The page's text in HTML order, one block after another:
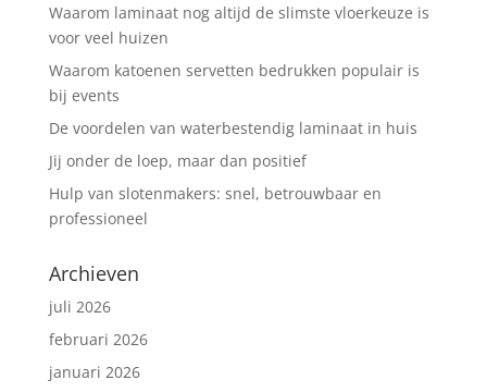
Waarom laminaat nog altijd de slimste vloerkeuze is
voor veel huizen
Waarom katoenen servetten bedrukken populair is
bij events
De voordelen van waterbestendig laminaat in huis
Jij onder de loep, maar dan positief
Hulp van slotenmakers: snel, betrouwbaar en
professioneel
Archieven
juli 2026
februari 2026
januari 2026